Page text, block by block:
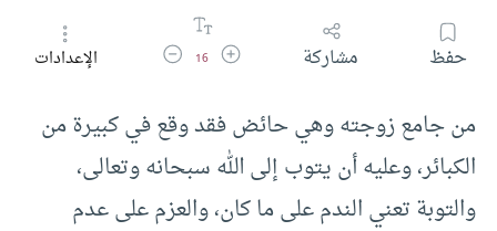
حفظ مشاركة زيادة حجم الخط
16 تقليل حجم الخطالإعدادات
من جامع زوجته وهي حائض فقد وقع في كبيرة من
الكبائر، وعليه أن يتوب إلى الله سبحانه وتعالى،
والتوبة تعني الندم على ما كان، والعزم على عدم